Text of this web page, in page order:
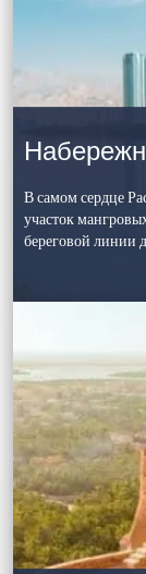
В самом сердце
участок
береговой линии